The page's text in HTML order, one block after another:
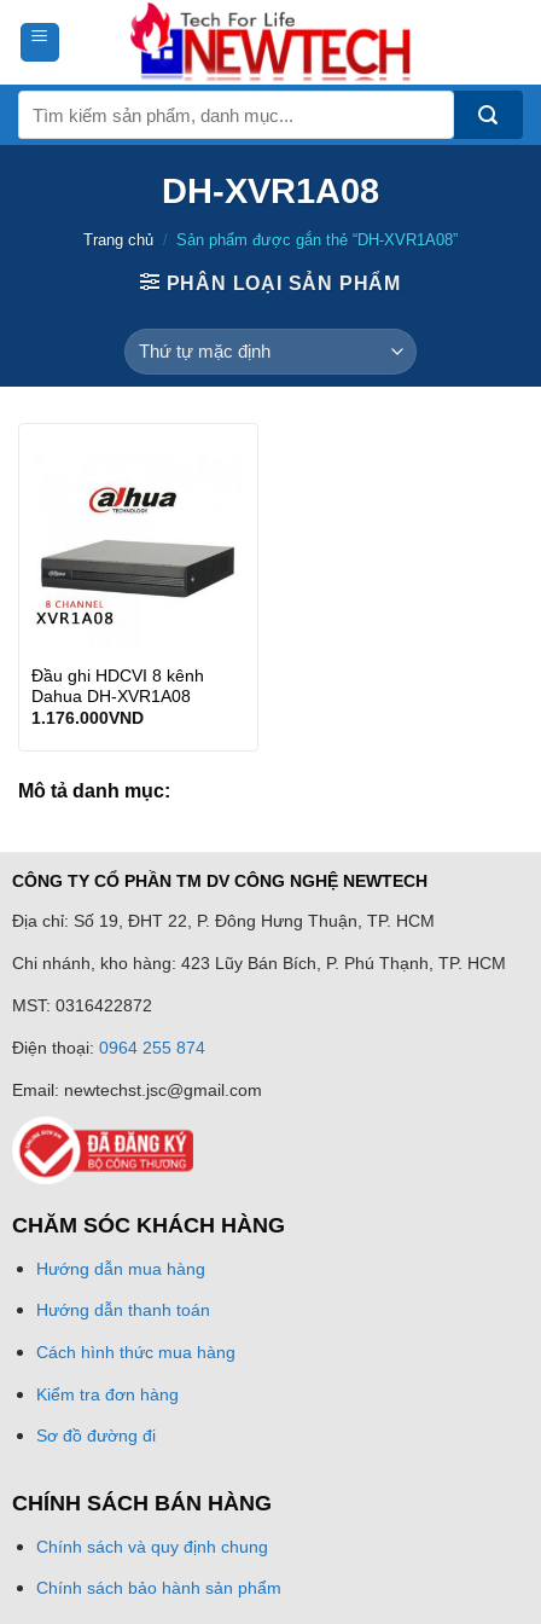
kiếm:
DH-XVR1A08
Trang chủ / Sản phẩm được gắn thẻ “DH-XVR1A08”
PHÂN LOẠI SẢN PHẨM
Đầu ghi HDCVI 8 kênh
Dahua DH-XVR1A08
1.176.000VND
Mô tả danh mục:
CÔNG TY CỔ PHẦN TM DV CÔNG NGHỆ NEWTECH
Địa chỉ: Số 19, ĐHT 22, P. Đông Hưng Thuận, TP. HCM
Chi nhánh, kho hàng: 423 Lũy Bán Bích, P. Phú Thạnh, TP. HCM
MST: 0316422872
Điện thoại: 0964 255 874
Email: newtechst.jsc@gmail.com
CHĂM SÓC KHÁCH HÀNG
Hướng dẫn mua hàng
Hướng dẫn thanh toán
Cách hình thức mua hàng
Kiểm tra đơn hàng
Sơ đồ đường đi
CHÍNH SÁCH BÁN HÀNG
Chính sách và quy định chung
Chính sách bảo hành sản phẩm